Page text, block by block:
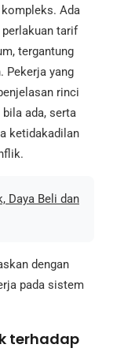
Ada
perlakuan tarif
tergantung
Pekerja yang
rinci
ada, serta
ketidakadilan
Daya Beli dan
dengan
pada sistem
terhadap